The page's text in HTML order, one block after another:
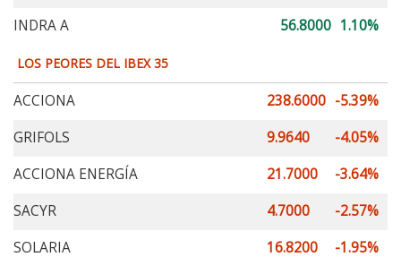
INDRA A
56.8000 1.10%
LOS PEORES DEL IBEX 35
ACCIONA 238.6000 -5.39%
GRIFOLS
9.9640
-4.05%
ACCIONA ENERGÍA
21.7000
-3.64%
SACYR
4.7000
-2.57%
SOLARIA
16.8200 -1.95%